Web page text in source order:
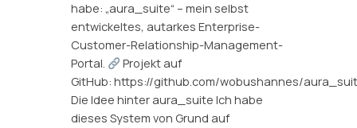
habe: „aura_suite“ – mein selbst
entwickeltes, autarkes Enterprise-
Customer-Relationship-Management-
Portal.
Projekt auf
GitHub: https://github.com/wobushannes/
Die Idee hinter aura_suite Ich habe
dieses System von Grund auf